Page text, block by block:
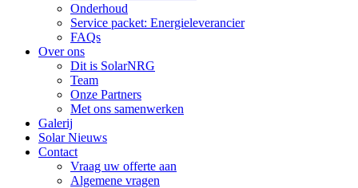
Onderhoud
Service packet: Energieleverancier
FAQs
Over ons
Dit is SolarNRG
Team
Onze Partners
Met ons samenwerken
Galerij
Solar Nieuws
Contact
Vraag uw offerte aan
Algemene vragen